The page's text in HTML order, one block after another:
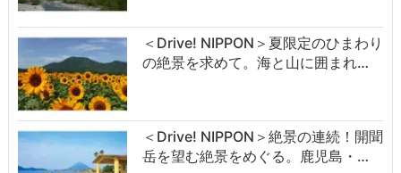
＜Drive! NIPPON＞夏限定のひまわり
の絶景を求めて。海と山に囲まれ…
＜Drive! NIPPON＞絶景の連続！開聞
岳を望む絶景をめぐる。鹿児島・…